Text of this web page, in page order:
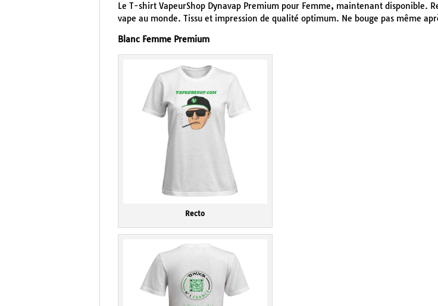
Le T-shirt VapeurShop Dynavap Premium pour Femme, maintenant disponible.
vape au monde. Tissu et impression de qualité optimum. Ne bouge pas même
Blanc Femme Premium
Recto